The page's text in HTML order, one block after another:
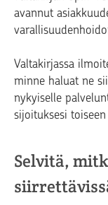
avannut
Valtakirjassa
minne haluat ne
nykyiselle
sijoituksesi
Selvitä,